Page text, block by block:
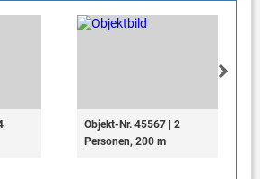
Objekt-Nr. 45567 | 2
Personen, 200 m